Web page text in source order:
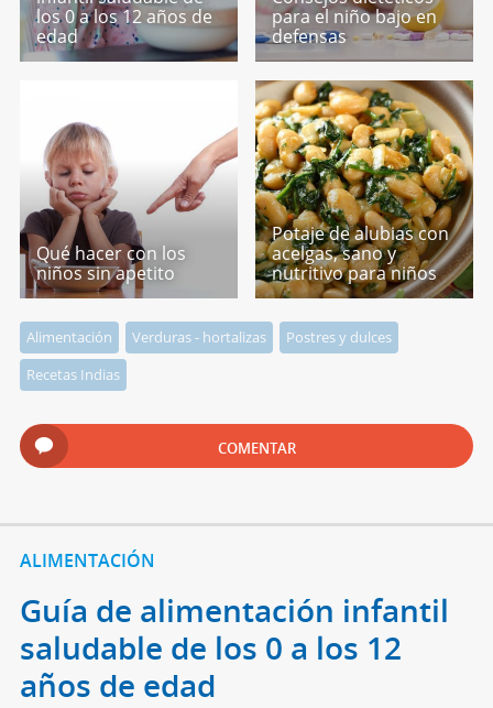
los 0 a los 12 años de
edad
para el niño bajo en
defensas
Qué hacer con los
niños sin apetito
Potaje de alubias con
acelgas, sano y
nutritivo para niños
Alimentación Verduras - hortalizas
Postres y dulces
Recetas Indias
COMENTAR
ALIMENTACIÓN
Guía de alimentación infantil
saludable de los 0 a los 12
años de edad